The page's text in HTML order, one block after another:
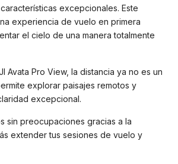
excepcionales. Este
experiencia de vuelo en primera
el cielo de una manera totalmente
Avata Pro View, la distancia ya no es un
explorar paisajes remotos y
excepcional.
sin preocupaciones gracias a la
extender tus sesiones de vuelo y